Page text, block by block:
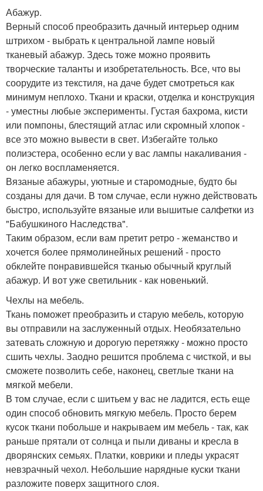
Абажур.
Верный способ преобразить дачный интерьер одним
штрихом - выбрать к центральной лампе новый
тканевый абажур. Здесь тоже можно проявить
творческие таланты и изобретательность. Все, что вы
соорудите из текстиля, на даче будет смотреться как
минимум неплохо. Ткани и краски, отделка и конструкция
- уместны любые эксперименты. Густая бахрома, кисти
или помпоны, блестящий атлас или скромный хлопок -
все это можно вывести в свет. Избегайте только
полиэстера, особенно если у вас лампы накаливания -
он легко воспламеняется.
Вязаные абажуры, уютные и старомодные, будто бы
созданы для дачи. В том случае, если нужно действовать
быстро, используйте вязаные или вышитые салфетки из
"Бабушкиного Наследства".
Таким образом, если вам претит ретро - жеманство и
хочется более прямолинейных решений - просто
обклейте понравившейся тканью обычный круглый
абажур. И вот уже светильник - как новенький.
Чехлы на мебель.
Ткань поможет преобразить и старую мебель, которую
вы отправили на заслуженный отдых. Необязательно
затевать сложную и дорогую перетяжку - можно просто
сшить чехлы. Заодно решится проблема с чисткой, и вы
сможете позволить себе, наконец, светлые ткани на
мягкой мебели.
В том случае, если с шитьем у вас не ладится, есть еще
один способ обновить мягкую мебель. Просто берем
кусок ткани побольше и накрываем им мебель - так, как
раньше прятали от солнца и пыли диваны и кресла в
дворянских семьях. Платки, коврики и пледы украсят
невзрачный чехол. Небольшие нарядные куски ткани
разложите поверх защитного слоя.